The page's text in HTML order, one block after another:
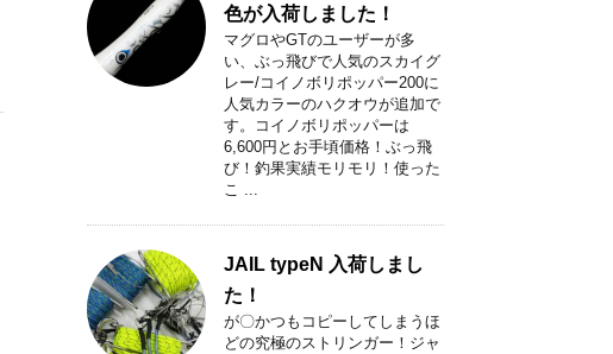
色が入荷しました！
マグロやGTのユーザーが多
い、ぶっ飛びで人気のスカイグ
レー/コイノボリポッパー200に
人気カラーのハクオウが追加で
す。コイノボリポッパーは
6,600円とお手頃価格！ぶっ飛
び！釣果実績モリモリ！使った
こ ...
JAIL typeN 入荷しまし
た！
が〇かつもコピーしてしまうほ
どの究極のストリンガー！ジャ